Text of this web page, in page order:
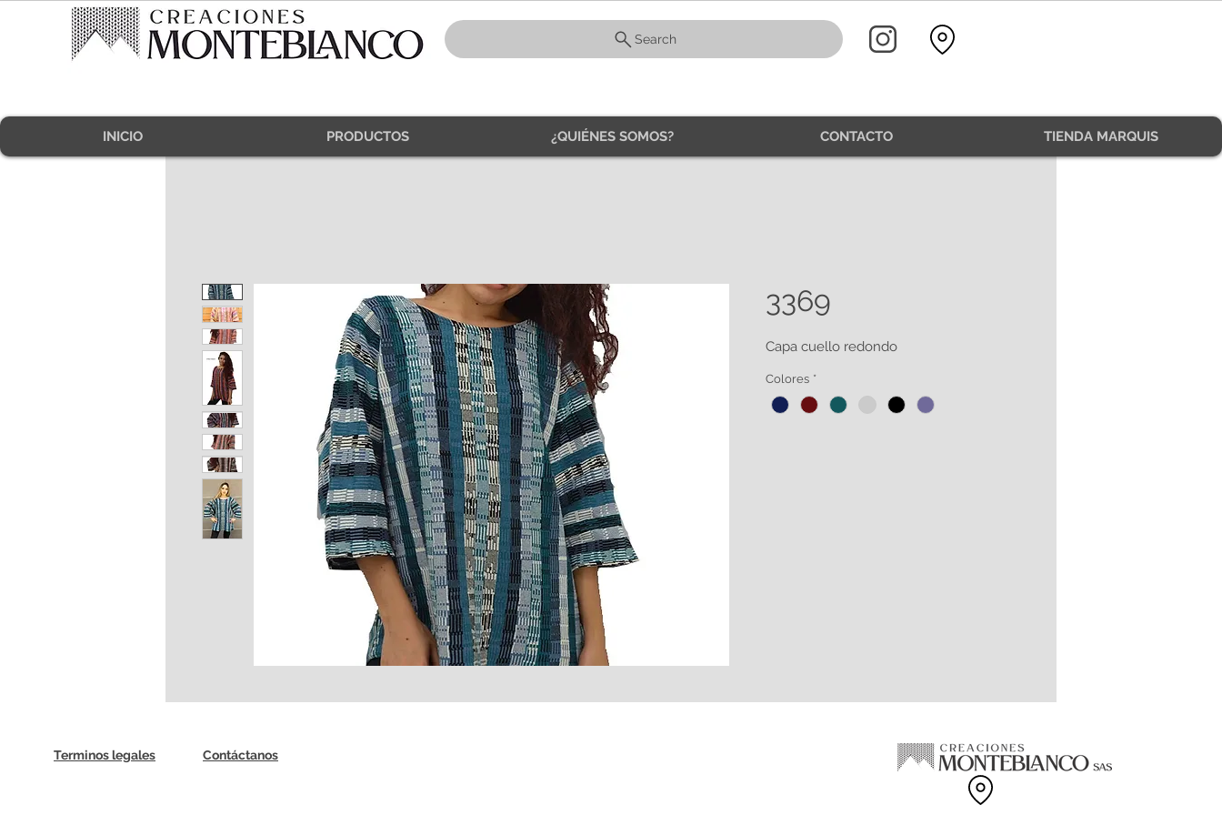
Search
INICIO PRODUCTOS ¿QUIÉNES SOMOS? CONTACTO TIENDA MARQUIS
3369
Capa cuello redondo
Colores *
Terminos legales Contáctanos